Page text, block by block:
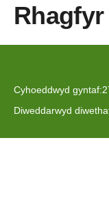
Rhagfyr
Cyhoeddwyd gyntaf:
Diweddarwyd